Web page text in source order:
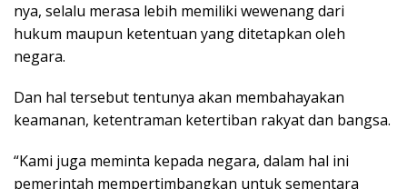
nya, selalu merasa lebih memiliki wewenang dari
hukum maupun ketentuan yang ditetapkan oleh
negara.
Dan hal tersebut tentunya akan membahayakan
keamanan, ketentraman ketertiban rakyat dan bangsa.
“Kami juga meminta kepada negara, dalam hal ini
pemerintah mempertimbangkan untuk sementara